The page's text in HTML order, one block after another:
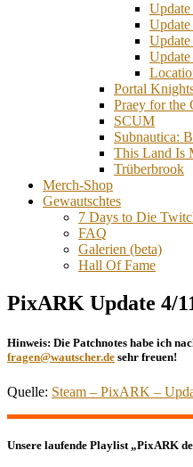
Portal
Praey for the
SCUM
Subnautica:
This Land Is
Trüberbrook
Merch-Shop
Gewautschtes
7 Days to Die
FAQ
Galerien (beta)
Hall Of Fame
PixARK Update 4/
Hinweis: Die Patchnotes habe ich
fragen@wautscher.de sehr freuen!
Quelle: Steam – PixARK –
Unsere laufende Playlist „PixARK